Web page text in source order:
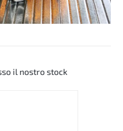
il nostro stock